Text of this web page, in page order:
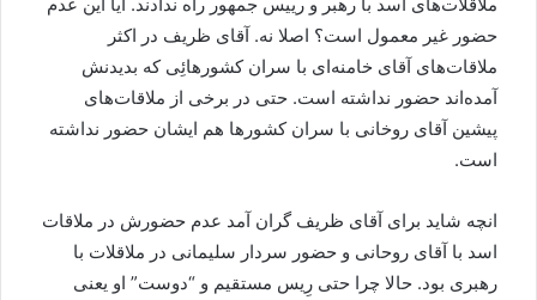
حضور غیر معمول است؟ اصلا نه. آقای ظریف در اکثر
ملاقات‌های آقای خامنه‌ای با سران کشورهائِی که بدیدنش
آمده‌اند حضور نداشته است. حتی در برخی از ملاقات‌های
پیشین آقای روخانی با سران کشورها هم ایشان حضور نداشته
است.
انچه شاید برای آقای ظریف گران آمد عدم حضورش در ملاقات
اسد با آقای روحانی و حضور سردار سلیمانی در ملاقلات با
رهبری بود. حالا چرا حتی رِیس مستقیم و “دوست” او یعنی